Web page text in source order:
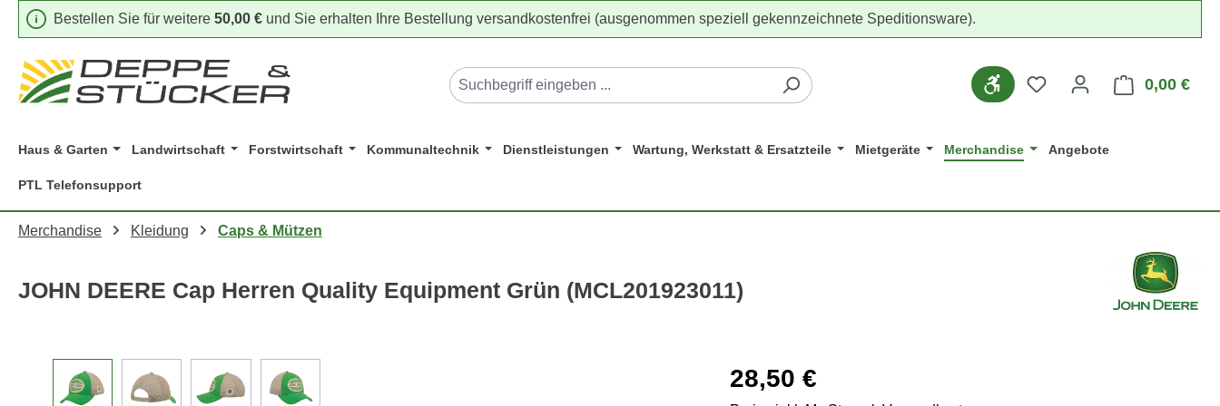
Hauptinhalt springen
Zur Suche springen
Zur Hauptnavigation springen
Bestellen Sie für weitere 50,00 € und Sie erhalten Ihre Bestellung versandkostenfrei (ausgenommen speziell gekennzeichnete Speditionsware).
Werkzeugleiste anzeigen
Du hast 0 Produkte auf
0,00 €
Haus & Garten Landwirtschaft Forstwirtschaft Kommunaltechnik Dienstleistungen Wartung, Werkstatt & Ersatzteile Mietgeräte Merchandise Angebote
PTL Telefonsupport
Merchandise Kleidung Caps & Mützen
JOHN DEERE Cap Herren Quality Equipment Grün (MCL201923011)
Bildergalerie überspringen Regulärer Preis:
28,50 €